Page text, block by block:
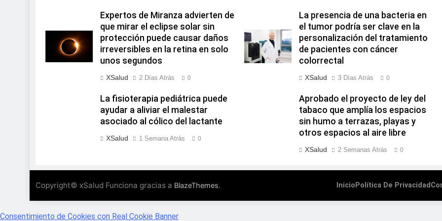
Expertos de Miranza advierten de
que mirar el eclipse solar sin
protección puede causar daños
irreversibles en la retina en solo
unos segundos
XSalud 2 Días Atrás 0
La presencia de una bacteria en
el tumor podría ser clave en la
personalización del tratamiento
de pacientes con cáncer
colorrectal
XSalud 3 Días Atrás 0
La fisioterapia pediátrica puede
ayudar a aliviar el malestar
asociado al cólico del lactante
XSalud 1 Semana Atrás 0
Aprobado el proyecto de ley del
tabaco que amplía los espacios
sin humo a terrazas, playas y
otros espacios al aire libre
XSalud 2 Semanas Atrás 0
Copyright© xSalud Funciona gracias a BlazeThemes. Inicio Política De Privacidad
Consentimiento de Cookies con Real Cookie Banner